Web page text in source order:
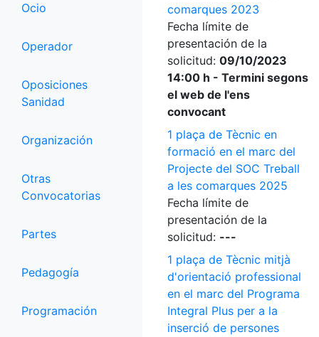
Ocio
Operador
Oposiciones
Sanidad
Organización
Otras
Convocatorias
Partes
Pedagogía
Programación
comarques 2023
Fecha límite de
presentación de la
solicitud: 09/10/2023
14:00 h - Termini segons
el web de l'ens
convocant
1 plaça de Tècnic en
formació en el marc del
Projecte del SOC Treball
a les comarques 2025
Fecha límite de
presentación de la
solicitud: ---
1 plaça de Tècnic mitjà
d'orientació professional
en el marc del Programa
Integral Plus per a la
inserció de persones